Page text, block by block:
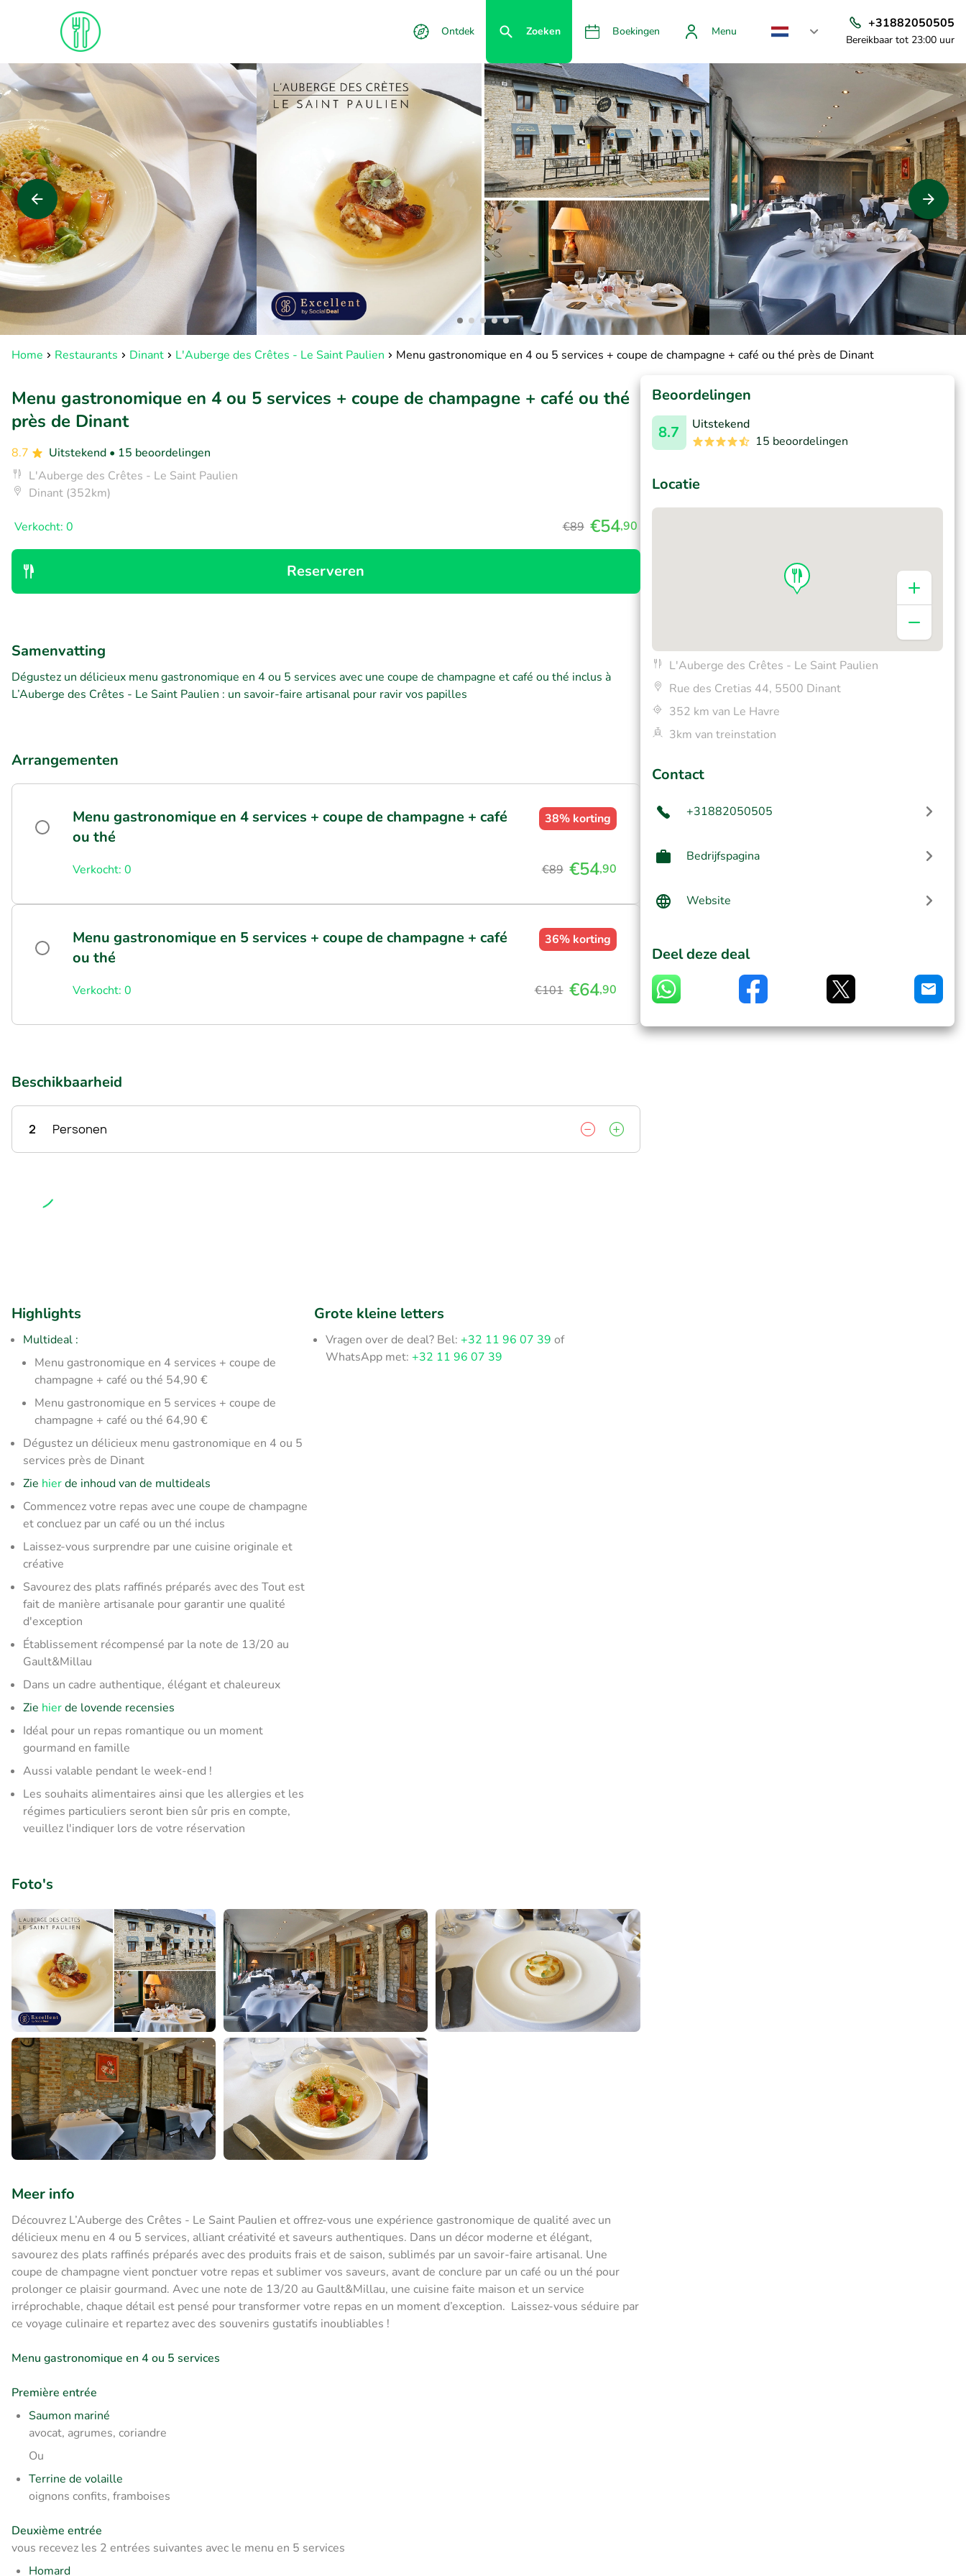
Ontdek Zoeken Boekingen Menu
+31882050505
Bereikbaar tot 23:00 uur
Home Restaurants Dinant L'Auberge des Crêtes - Le Saint Paulien Menu gastronomique en 4 ou 5 services + coupe de champagne + café ou thé près de Dinant
Menu gastronomique en 4 ou 5 services + coupe de champagne + café ou thé
près de Dinant
8.7 Uitstekend • 15 beoordelingen
L'Auberge des Crêtes - Le Saint Paulien
Dinant (352km)
Verkocht: 0 €89 €54,90
Reserveren
Samenvatting
Dégustez un délicieux menu gastronomique en 4 ou 5 services avec une coupe de champagne et café ou thé inclus à
L’Auberge des Crêtes - Le Saint Paulien : un savoir-faire artisanal pour ravir vos papilles
Arrangementen
Menu gastronomique en 4 services + coupe de champagne + café
ou thé
38% korting
Verkocht: 0 €89 €54,90
Menu gastronomique en 5 services + coupe de champagne + café
ou thé
36% korting
Verkocht: 0 €101 €64,90
Beschikbaarheid
2 Personen
Highlights
Multideal :
Menu gastronomique en 4 services + coupe de
champagne + café ou thé 54,90 €
Menu gastronomique en 5 services + coupe de
champagne + café ou thé 64,90 €
Dégustez un délicieux menu gastronomique en 4 ou 5
services près de Dinant
Zie hierde inhoud van de multideals
Commencez votre repas avec une coupe de champagne
et concluez par un café ou un thé inclus
Laissez-vous surprendre par une cuisine originale et
créative
Savourez des plats raffinés préparés avec des Tout est
fait de manière artisanale pour garantir une qualité
d'exception
Établissement récompensé par la note de 13/20 au
Gault&Millau
Dans un cadre authentique, élégant et chaleureux
Zie hierde lovende recensies
Idéal pour un repas romantique ou un moment
gourmand en famille
Aussi valable pendant le week-end !
Les souhaits alimentaires ainsi que les allergies et les
régimes particuliers seront bien sûr pris en compte,
veuillez l'indiquer lors de votre réservation
Grote kleine letters
Vragen over de deal? Bel:+32 11 96 07 39 of
WhatsApp met:+32 11 96 07 39
Foto's
Meer info
Découvrez L’Auberge des Crêtes - Le Saint Paulien et offrez-vous une expérience gastronomique de qualité avec un
délicieux menu en 4 ou 5 services, alliant créativité et saveurs authentiques. Dans un décor moderne et élégant,
savourez des plats raffinés préparés avec des produits frais et de saison, sublimés par un savoir-faire artisanal. Une
coupe de champagne vient ponctuer votre repas et sublimer vos saveurs, avant de conclure par un café ou un thé pour
prolonger ce plaisir gourmand. Avec une note de 13/20 au Gault&Millau, une cuisine faite maison et un service
irréprochable, chaque détail est pensé pour transformer votre repas en un moment d’exception. Laissez-vous séduire par
ce voyage culinaire et repartez avec des souvenirs gustatifs inoubliables !
Menu gastronomique en 4 ou 5 services
Première entrée
Saumon mariné
avocat, agrumes, coriandre
Ou
Terrine de volaille
oignons confits, framboises
Deuxième entrée
vous recevez les 2 entrées suivantes avec le menu en 5 services
Homard
Beoordelingen
8.7
Uitstekend
15 beoordelingen
Locatie
L'Auberge des Crêtes - Le Saint Paulien
Rue des Cretias 44, 5500 Dinant
352 km van Le Havre
3km van treinstation
Contact
+31882050505
Bedrijfspagina
Website
Deel deze deal